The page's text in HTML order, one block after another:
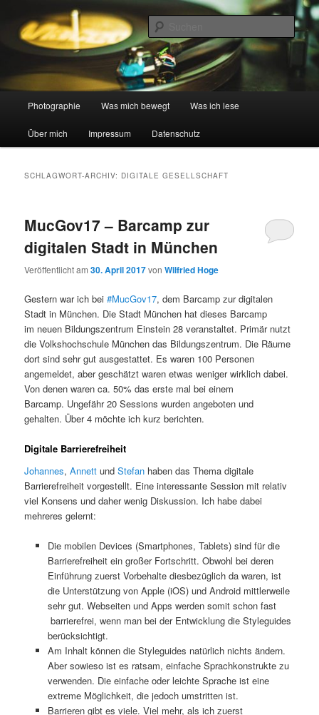
primären
Inhalt
sekundären
Inhalt
Wilfried spricht Foto …
digital und analog
Photographie Was mich bewegt Was ich lese
Über mich Impressum Datenschutz
SCHLAGWORT-ARCHIV: DIGITALE GESELLSCHAFT
MucGov17 – Barcamp zur
digitalen Stadt in München
Veröffentlicht am30. April 2017vonWilfried Hoge
Gestern war ich bei#MucGov17, dem Barcamp zur digitalen
Stadt in München. Die Stadt München hat dieses Barcamp
im neuen Bildungszentrum Einstein 28 veranstaltet. Primär nutzt
die Volkshochschule München das Bildungszentrum. Die Räume
dort sind sehr gut ausgestattet. Es waren 100 Personen
angemeldet, aber geschätzt waren etwas weniger wirklich dabei.
Von denen waren ca. 50% das erste mal bei einem
Barcamp. Ungefähr 20 Sessions wurden angeboten und
gehalten. Über 4 möchte ich kurz berichten.
Digitale Barrierefreiheit
Johannes,Annett undStefan haben das Thema digitale
Barrierefreiheit vorgestellt. Eine interessante Session mit relativ
viel Konsens und daher wenig Diskussion. Ich habe dabei
mehreres gelernt:
Die mobilen Devices (Smartphones, Tablets) sind für die
Barrierefreiheit ein großer Fortschritt. Obwohl bei deren
Einführung zuerst Vorbehalte diesbezüglich da waren, ist
die Unterstützung von Apple (iOS) und Android mittlerweile
sehr gut. Webseiten und Apps werden somit schon fast
barrierefrei, wenn man bei der Entwicklung die Styleguides
berücksichtigt.
Am Inhalt können die Styleguides natürlich nichts ändern.
Aber sowieso ist es ratsam, einfache Sprachkonstrukte zu
verwenden. Die einfache oder leichte Sprache ist eine
extreme Möglichkeit, die jedoch umstritten ist.
Barrieren gibt es viele. Viel mehr, als ich zuerst